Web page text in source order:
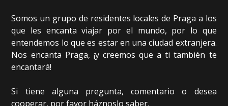
Somos un grupo de residentes locales de Praga a los
que les encanta viajar por el mundo, por lo que
entendemos lo que es estar en una ciudad extranjera.
Nos encanta Praga, ¡y creemos que a ti también te
encantará!
Si tiene alguna pregunta, comentario o desea
cooperar, por favor háznoslo saber.